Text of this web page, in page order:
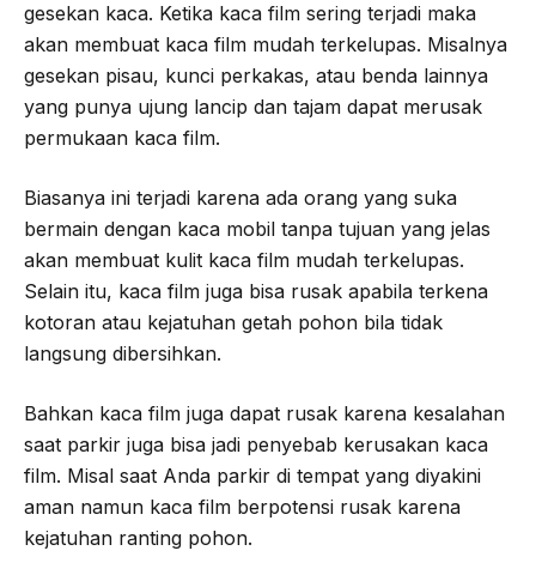
gesekan kaca. Ketika kaca film sering terjadi maka
akan membuat kaca film mudah terkelupas. Misalnya
gesekan pisau, kunci perkakas, atau benda lainnya
yang punya ujung lancip dan tajam dapat merusak
permukaan kaca film.
Biasanya ini terjadi karena ada orang yang suka
bermain dengan kaca mobil tanpa tujuan yang jelas
akan membuat kulit kaca film mudah terkelupas.
Selain itu, kaca film juga bisa rusak apabila terkena
kotoran atau kejatuhan getah pohon bila tidak
langsung dibersihkan.
Bahkan kaca film juga dapat rusak karena kesalahan
saat parkir juga bisa jadi penyebab kerusakan kaca
film. Misal saat Anda parkir di tempat yang diyakini
aman namun kaca film berpotensi rusak karena
kejatuhan ranting pohon.